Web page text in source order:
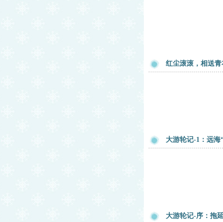
红尘滚滚，相送青
大游轮记-1：远海
大游轮记-序：拖